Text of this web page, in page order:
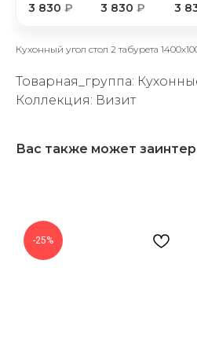
3 830 ₽ 3 830₽ 3
Кухонный угол стол 2 табурета
Товарная_группа:
Коллекция: Визит
Вас также может
-25%